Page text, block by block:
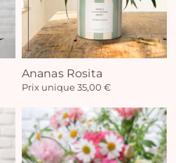
Ananas Rosita
Prix unique 35,00 €